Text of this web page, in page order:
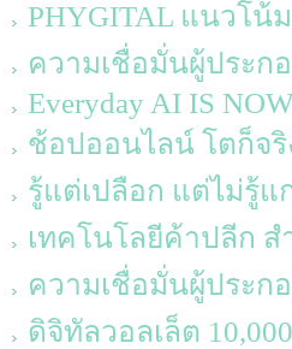
PHYGITAL แนวโน้
ความเชื่อมั่นผู้ประก
Everyday AI IS
ช้อปออนไลน์ โตก็จ
รู้แต่เปลือก แต่ไม่รู้แ
เทคโนโลยีค้าปลีก ส
ความเชื่อมั่นผู้ประก
ดิจิทัลวอลเล็ต